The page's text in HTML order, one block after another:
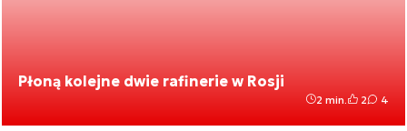
Płoną kolejne dwie rafinerie w Rosji
2 min. 2 4